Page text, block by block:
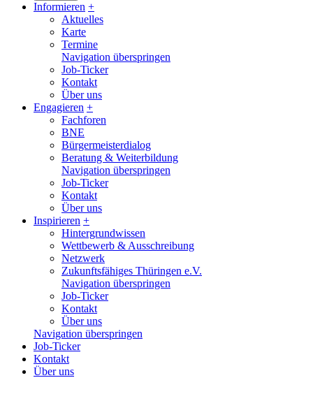
Informieren +
Aktuelles
Karte
Termine
Navigation überspringen
Job-Ticker
Kontakt
Über uns
Engagieren +
Fachforen
BNE
Bürgermeisterdialog
Beratung & Weiterbildung
Navigation überspringen
Job-Ticker
Kontakt
Über uns
Inspirieren +
Hintergrundwissen
Wettbewerb & Ausschreibung
Netzwerk
Zukunftsfähiges Thüringen e.V.
Navigation überspringen
Job-Ticker
Kontakt
Über uns
Navigation überspringen
Job-Ticker
Kontakt
Über uns